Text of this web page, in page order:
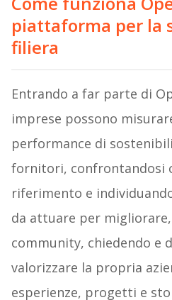
piattaforma per la
filiera
Entrando a far parte di
imprese possono
performance di
fornitori, confrontandosi
riferimento e
da attuare per
community, chiedendo e
valorizzare la propria
esperienze, progetti e